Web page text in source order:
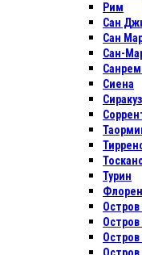
Рим
Сан
Сан
Сан-
Сиена
Турин
Остров